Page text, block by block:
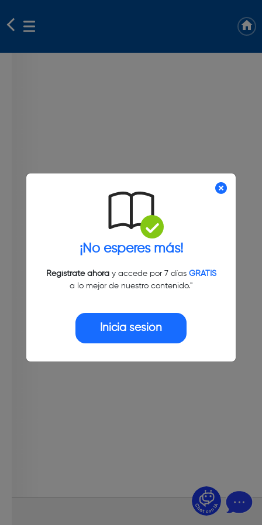
¡No esperes más!
Regístrate ahoray accede por 7 días GRATIS
a lo mejor de nuestro contenido."
Inicia sesión